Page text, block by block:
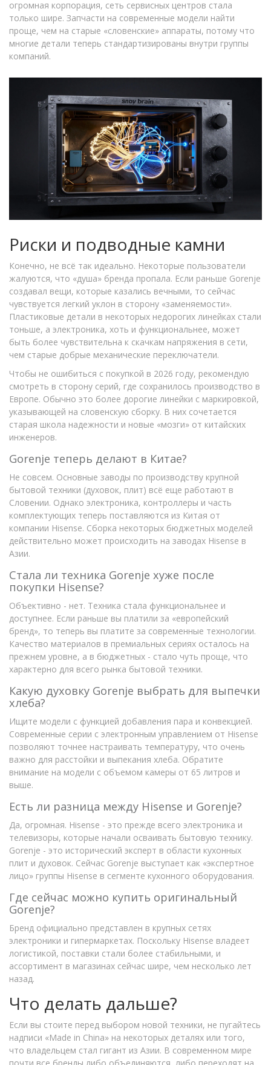
огромная корпорация, сеть сервисных центров стала
только шире. Запчасти на современные модели найти
проще, чем на старые «словенские» аппараты, потому что
многие детали теперь стандартизированы внутри группы
компаний.
Риски и подводные камни
Конечно, не всё так идеально. Некоторые пользователи
жалуются, что «душа» бренда пропала. Если раньше Gorenje
создавал вещи, которые казались вечными, то сейчас
чувствуется легкий уклон в сторону «заменяемости».
Пластиковые детали в некоторых недорогих линейках стали
тоньше, а электроника, хоть и функциональнее, может
быть более чувствительна к скачкам напряжения в сети,
чем старые добрые механические переключатели.
Чтобы не ошибиться с покупкой в 2026 году, рекомендую
смотреть в сторону серий, где сохранилось производство в
Европе. Обычно это более дорогие линейки с маркировкой,
указывающей на словенскую сборку. В них сочетается
старая школа надежности и новые «мозги» от китайских
инженеров.
Gorenje теперь делают в Китае?
Не совсем. Основные заводы по производству крупной
бытовой техники (духовок, плит) всё еще работают в
Словении. Однако электроника, контроллеры и часть
комплектующих теперь поставляются из Китая от
компании Hisense. Сборка некоторых бюджетных моделей
действительно может происходить на заводах Hisense в
Азии.
Стала ли техника Gorenje хуже после
покупки Hisense?
Объективно - нет. Техника стала функциональнее и
доступнее. Если раньше вы платили за «европейский
бренд», то теперь вы платите за современные технологии.
Качество материалов в премиальных сериях осталось на
прежнем уровне, а в бюджетных - стало чуть проще, что
характерно для всего рынка бытовой техники.
Какую духовку Gorenje выбрать для выпечки
хлеба?
Ищите модели с функцией добавления пара и конвекцией.
Современные серии с электронным управлением от Hisense
позволяют точнее настраивать температуру, что очень
важно для расстойки и выпекания хлеба. Обратите
внимание на модели с объемом камеры от 65 литров и
выше.
Есть ли разница между Hisense и Gorenje?
Да, огромная. Hisense - это прежде всего электроника и
телевизоры, которые начали осваивать бытовую технику.
Gorenje - это исторический эксперт в области кухонных
плит и духовок. Сейчас Gorenje выступает как «экспертное
лицо» группы Hisense в сегменте кухонного оборудования.
Где сейчас можно купить оригинальный
Gorenje?
Бренд официально представлен в крупных сетях
электроники и гипермаркетах. Поскольку Hisense владеет
логистикой, поставки стали более стабильными, и
ассортимент в магазинах сейчас шире, чем несколько лет
назад.
Что делать дальше?
Если вы стоите перед выбором новой техники, не пугайтесь
надписи «Made in China» на некоторых деталях или того,
что владельцем стал гигант из Азии. В современном мире